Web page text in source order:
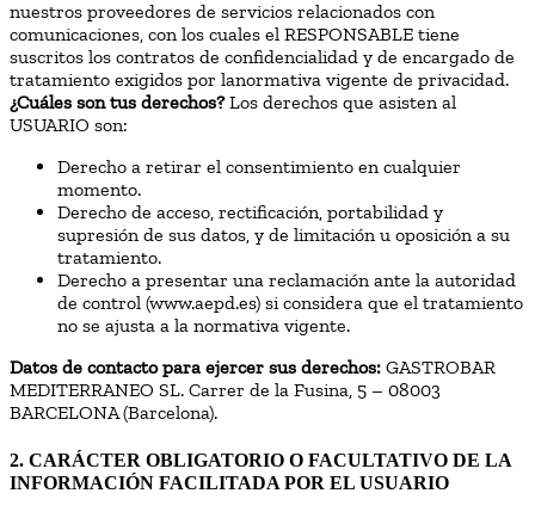
nuestros proveedores de servicios relacionados con
comunicaciones, con los cuales el RESPONSABLE tiene
suscritos los contratos de confidencialidad y de encargado de
tratamiento exigidos por lanormativa vigente de privacidad.
¿Cuáles son tus derechos?Los derechos que asisten al
USUARIO son:
Derecho a retirar el consentimiento en cualquier
momento.
Derecho de acceso, rectificación, portabilidad y
supresión de sus datos, y de limitación u oposición a su
tratamiento.
Derecho a presentar una reclamación ante la autoridad
de control (www.aepd.es) si considera que el tratamiento
no se ajusta a la normativa vigente.
Datos de contacto para ejercer sus derechos: GASTROBAR
MEDITERRANEO SL. Carrer de la Fusina, 5 – 08003
BARCELONA (Barcelona).
2. CARÁCTER OBLIGATORIO O FACULTATIVO DE LA
INFORMACIÓN FACILITADA POR EL USUARIO